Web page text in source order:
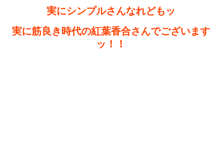
実にシンプルさんなれどもッ
実に筋良き時代の紅葉香合さんでございます
ッ！！